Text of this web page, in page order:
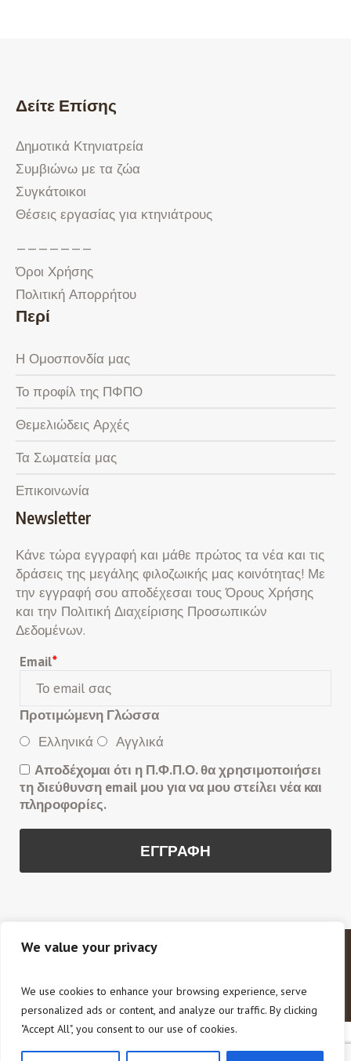
We value your privacy
We use cookies to enhance your browsing experience, serve
personalized ads or content, and analyze our traffic. By clicking
"Accept All", you consent to our use of cookies.
Δείτε Επίσης
Δημοτικά Κτηνιατρεία
Συμβιώνω με τα ζώα
Συγκάτοικοι
Θέσεις εργασίας για κτηνιάτρους
———————
Όροι Χρήσης
Πολιτική Απορρήτου
Περί
Η Ομοσπονδία μας
Το προφίλ της ΠΦΠΟ
Θεμελιώδεις Αρχές
Τα Σωματεία μας
Επικοινωνία
Newsletter
Κάνε τώρα εγγραφή και μάθε πρώτος τα νέα και τις
δράσεις της μεγάλης φιλοζωικής μας κοινότητας! Με
την εγγραφή σου αποδέχεσαι τους Όρους Χρήσης
και την Πολιτική Διαχείρισης Προσωπικών
Δεδομένων.
Email*
Προτιμώμενη Γλώσσα
Ελληνικά
Αγγλικά
Αποδέχομαι ότι η Π.Φ.Π.Ο. θα χρησιμοποιήσει
τη διεύθυνση email μου για να μου στείλει νέα και
πληροφορίες.
και Περιβαλλοντική Ομοσπονδία. All Rights Reserved.